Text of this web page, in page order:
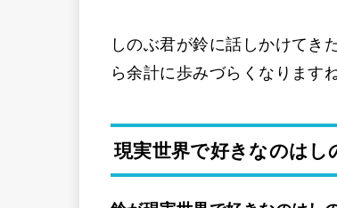
しのぶ君が鈴に話しかけてき
ら余計に歩みづらくなりますね
現実世界で好きなのはし